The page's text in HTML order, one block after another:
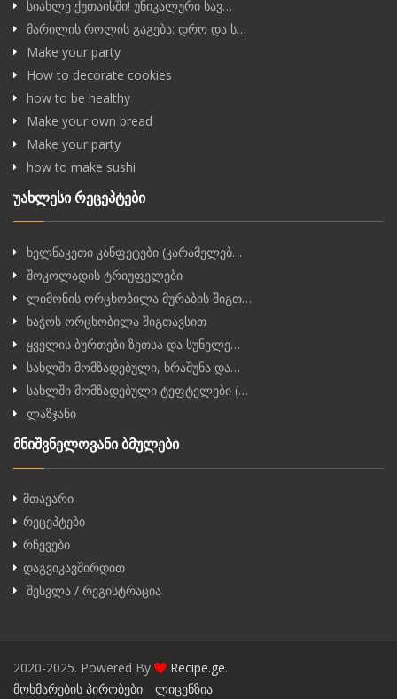
სიახლე ქუთაისში! უნიკალური სავ…
მარილის როლის გაგება: დრო და ს…
Make your party
How to decorate cookies
how to be healthy
Make your own bread
Make your party
how to make sushi
უახლესი რეცეპტები
ხელნაკეთი კანფეტები (კარამელებ…
შოკოლადის ტრიუფელები
ლიმონის ორცხობილა მურაბის შიგთ…
ხაჭოს ორცხობილა შიგთავსით
ყველის ბურთები ზეთსა და სუნელე…
სახლში მომზადებული, ხრაშუნა და…
სახლში მომზადებული ტეფტელები (…
ლაზჯანი
მნიშვნელოვანი ბმულები
მთავარი
რეცეპტები
რჩევები
დაგვიკავშირდით
შესვლა / რეგისტრაცია
2020-2025. Powered By Recipe.ge.
მოხმარების პირობები
ლიცენზია